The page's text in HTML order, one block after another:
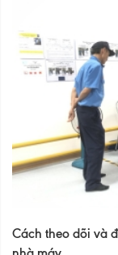
Cách theo dõi và